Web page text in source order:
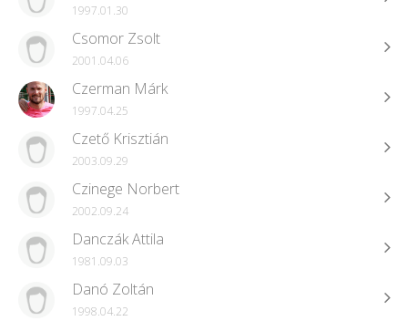
1997.01.30
Csomor Zsolt
2001.04.06
Czerman Márk
1997.04.25
Czető Krisztián
2003.09.29
Czinege Norbert
2002.09.24
Danczák Attila
1981.09.03
Danó Zoltán
1998.04.22